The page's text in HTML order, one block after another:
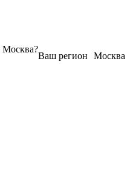
Москва
Ваш регион
Москва?